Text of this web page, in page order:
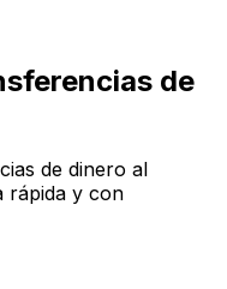
de
de dinero al
rápida y con